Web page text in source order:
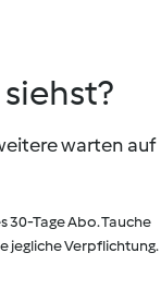
warten auf
30-Tage Abo. Tauche
jegliche Verpflichtung.